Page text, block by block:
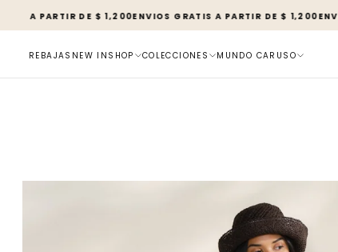
SALTAR
CONTENIDO
DE $ 1,200ENVIOS GRATIS A PARTIR DE $ 1,200ENVIOS
REBAJAS NEW IN SHOP COLECCIONES MUNDO CARUSO